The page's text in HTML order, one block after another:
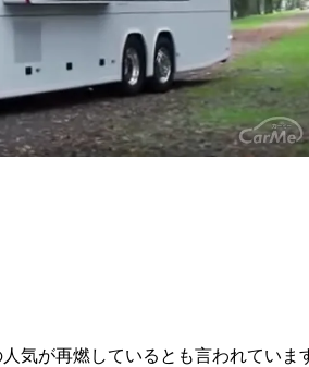
気が再燃しているとも言われていま